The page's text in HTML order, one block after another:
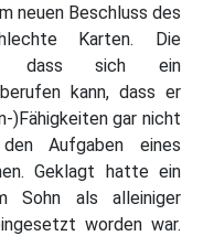
neuen Beschluss des
Karten. Die
dass sich ein
kann, dass er
)Fähigkeiten gar nicht
Aufgaben eines
Geklagt hatte ein
Sohn als alleiniger
worden war.